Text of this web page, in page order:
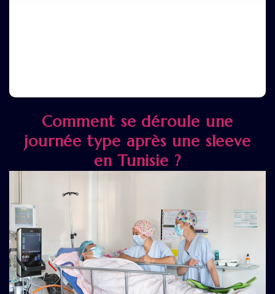
Comment se déroule une
journée type après une sleeve
en Tunisie ?